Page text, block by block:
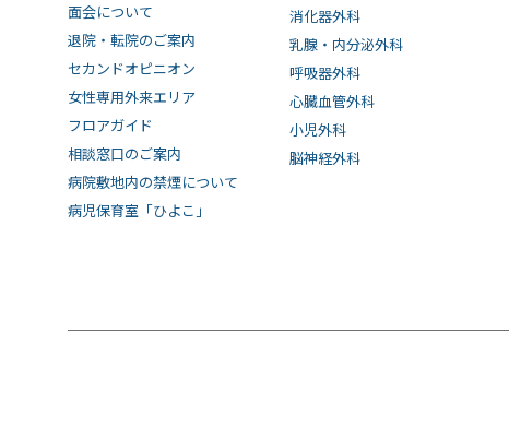
面会について
退院・転院のご案内
セカンドオピニオン
女性専用外来エリア
フロアガイド
相談窓口のご案内
病院敷地内の禁煙について
病児保育室「ひよこ」
消化器外科
乳腺・内分泌外科
呼吸器外科
心臓血管外科
小児外科
脳神経外科